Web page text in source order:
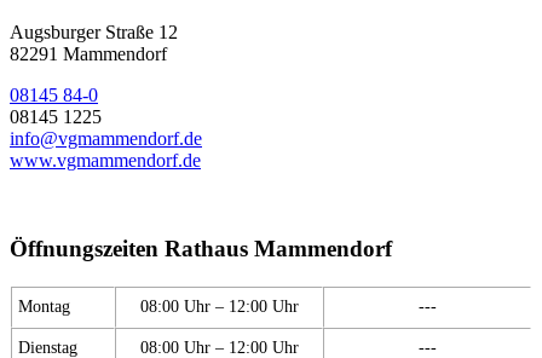
Augsburger Straße 12
82291 Mammendorf
08145 84-0
08145 1225
info@vgmammendorf.de
www.vgmammendorf.de
Öffnungszeiten Rathaus Mammendorf
Montag 08:00 Uhr – 12:00 Uhr ---
Dienstag 08:00 Uhr – 12:00 Uhr ---